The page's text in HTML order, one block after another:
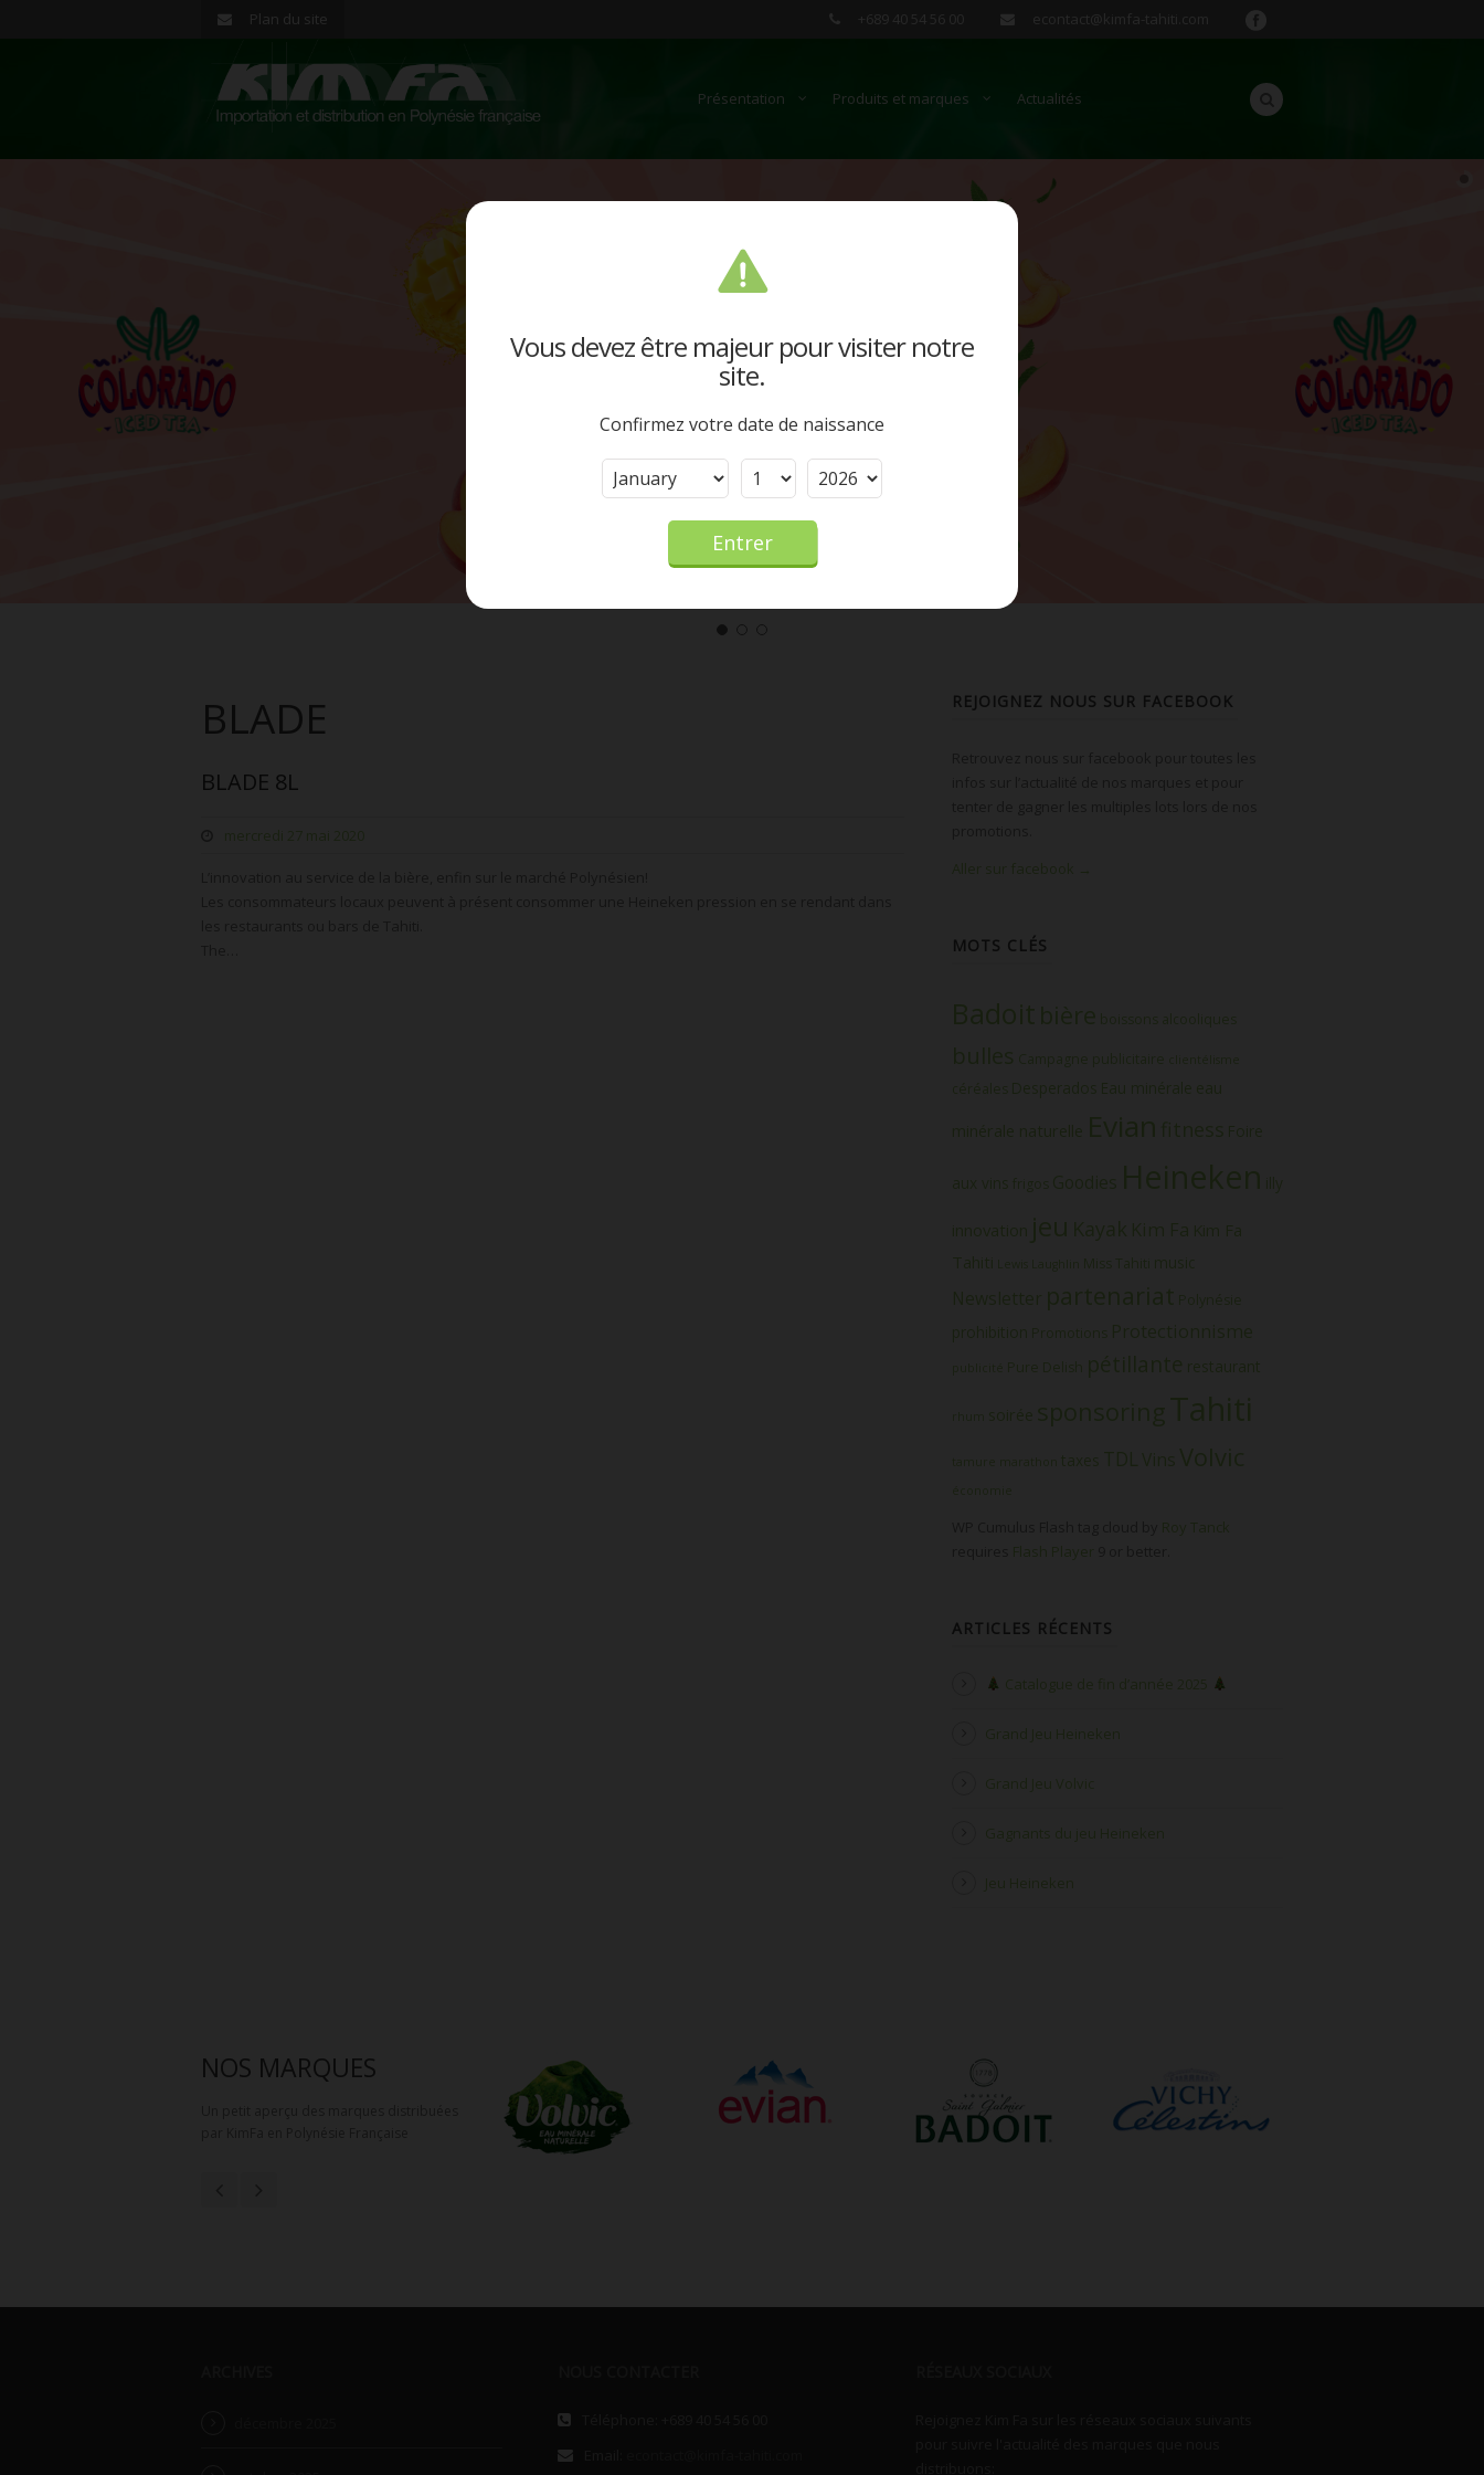
Plan du site
Présentation Produits et marques Actualités
BLADE
BLADE 8L
mercredi 27 mai 2020
REJOIGNEZ NOUS SUR FACEBOOK
Aller sur facebook →
MOTS CLÉS
Badoit bière boissons alcooliques
bulles Campagne publicitaire clientélisme
céréales Desperados Eau minérale eau
minérale naturelle Evian fitness Foire
aux vins frigos Goodies Heineken illy
innovation jeu Kayak Kim Fa Kim Fa
Tahiti
Miss Tahiti music
Newsletter partenariat Polynésie
prohibition Promotions Protectionnisme
Pure Delish pétillante restaurant
rhum soirée sponsoringTahiti
tamure marathon taxes TDL Vins Volvic
économie
Roy Tanck
Flash Player
ARTICLES RÉCENTS
Catalogue de fin d’année 2025
Grand Jeu Heineken
Grand Jeu Volvic
Gagnants du jeu Heineken
Jeu Heineken
NOS MARQUES
Vous devez être majeur pour visiter notre
site.
Confirmez votre date de naissance